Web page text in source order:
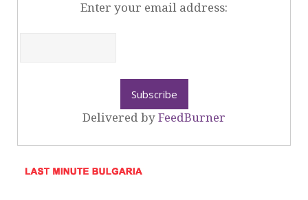
Enter your email address:
Delivered by FeedBurner